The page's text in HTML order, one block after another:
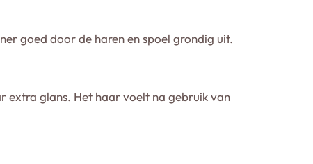
goed door de haren en spoel grondig uit.
extra glans. Het haar voelt na gebruik van